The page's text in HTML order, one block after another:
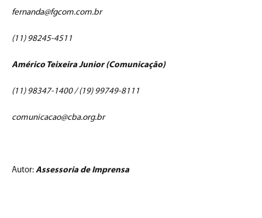
fernanda@fgcom.com.br
(11) 98245-4511
Américo Teixeira Junior (Comunicação)
(11) 98347-1400 / (19) 99749-8111
comunicacao@cba.org.br
Autor: Assessoria de Imprensa